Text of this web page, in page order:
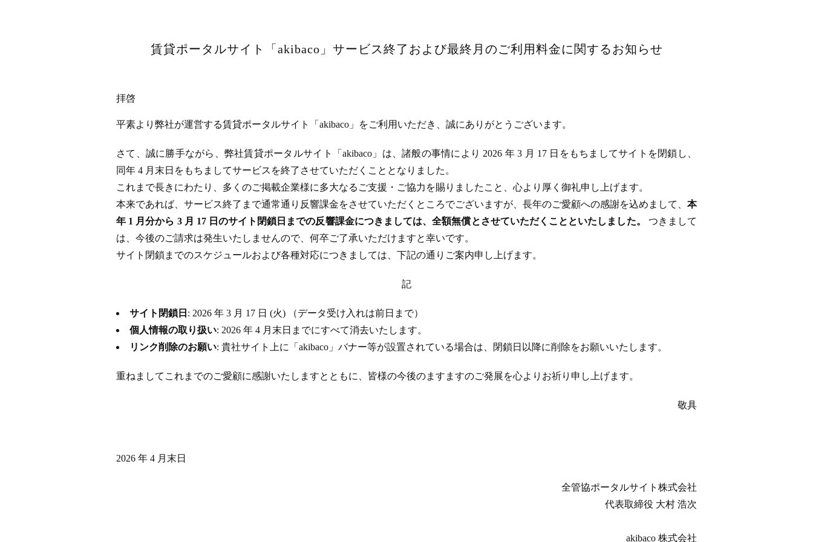
賃貸ポータルサイト「akibaco」サービス終了および最終月のご利用料金に関するお知らせ
拝啓
平素より弊社が運営する賃貸ポータルサイト「akibaco」をご利用いただき、誠にありがとうございます。
さて、誠に勝手ながら、弊社賃貸ポータルサイト「akibaco」は、諸般の事情により 2026 年 3 月 17 日をもちましてサイトを閉鎖し、
同年 4 月末日をもちましてサービスを終了させていただくこととなりました。
これまで長きにわたり、多くのご掲載企業様に多大なるご支援・ご協力を賜りましたこと、心より厚く御礼申し上げます。
本来であれば、サービス終了まで通常通り反響課金をさせていただくところでございますが、長年のご愛顧への感謝を込めまして、 本
年 1 月分から 3 月 17 日のサイト閉鎖日までの反響課金につきましては、全額無償とさせていただくことといたしました。 つきまして
は、今後のご請求は発生いたしませんので、何卒ご了承いただけますと幸いです。
サイト閉鎖までのスケジュールおよび各種対応につきましては、下記の通りご案内申し上げます。
記
サイト閉鎖日 : 2026 年 3 月 17 日 (火) （データ受け入れは前日まで）
個人情報の取り扱い: 2026 年 4 月末日までにすべて消去いたします。
リンク削除のお願い: 貴社サイト上に「akibaco」バナー等が設置されている場合は、閉鎖日以降に削除をお願いいたします。
重ねましてこれまでのご愛顧に感謝いたしますとともに、皆様の今後のますますのご発展を心よりお祈り申し上げます。
敬具
2026 年 4 月末日
全管協ポータルサイト株式会社
代表取締役 大村 浩次
akibaco 株式会社